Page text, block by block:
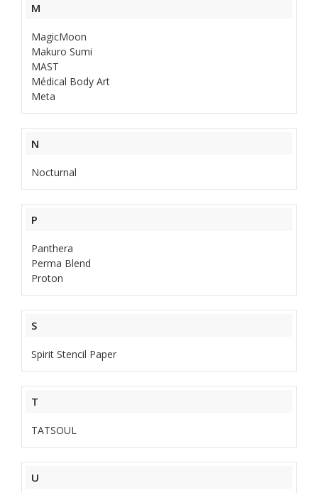
M
MagicMoon
Makuro Sumi
MAST
Médical Body Art
Meta
N
Nocturnal
P
Panthera
Perma Blend
Proton
S
Spirit Stencil Paper
T
TATSOUL
U